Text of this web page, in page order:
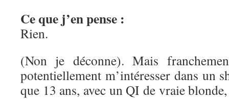
Ce que j’en pense :
Rien.
(Non je déconne). Mais
potentiellement m’intéresser dans un
que 13 ans, avec un QI de vraie